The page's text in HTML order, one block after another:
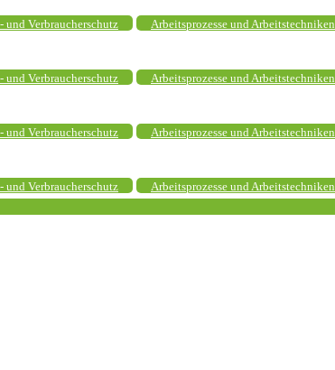
und Verbraucherschutz Arbeitsprozesse und Arbeitstechniken
und Verbraucherschutz Arbeitsprozesse und Arbeitstechniken
und Verbraucherschutz Arbeitsprozesse und Arbeitstechniken
und Verbraucherschutz Arbeitsprozesse und Arbeitstechniken